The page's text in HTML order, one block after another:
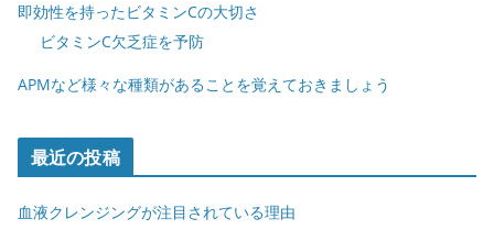
即効性を持ったビタミンCの大切さ
ビタミンC欠乏症を予防
APMなど様々な種類があることを覚えておきましょう
最近の投稿
血液クレンジングが注目されている理由